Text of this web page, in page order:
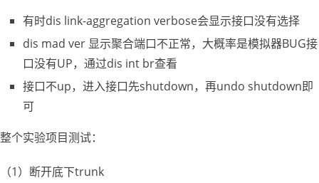
有时dis link-aggregation verbose会显示接口没有选择
dis mad ver 显示聚合端口不正常，大概率是模拟器BUG接
口没有UP，通过dis int br查看
接口不up，进入接口先shutdown，再undo shutdown即
可
整个实验项目测试：
（1）断开底下trunk